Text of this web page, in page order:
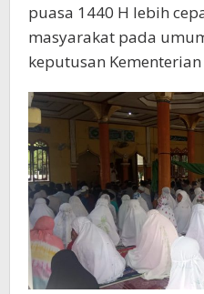
puasa 1440 H lebih
masyarakat pada
keputusan